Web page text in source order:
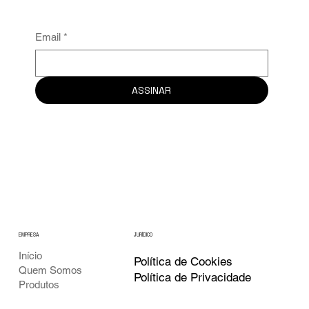
Email *
ASSINAR
Início
Quem Somos
Produtos
EMPRESA JURÍDICO
Política de Privacidade
Política de Cookies